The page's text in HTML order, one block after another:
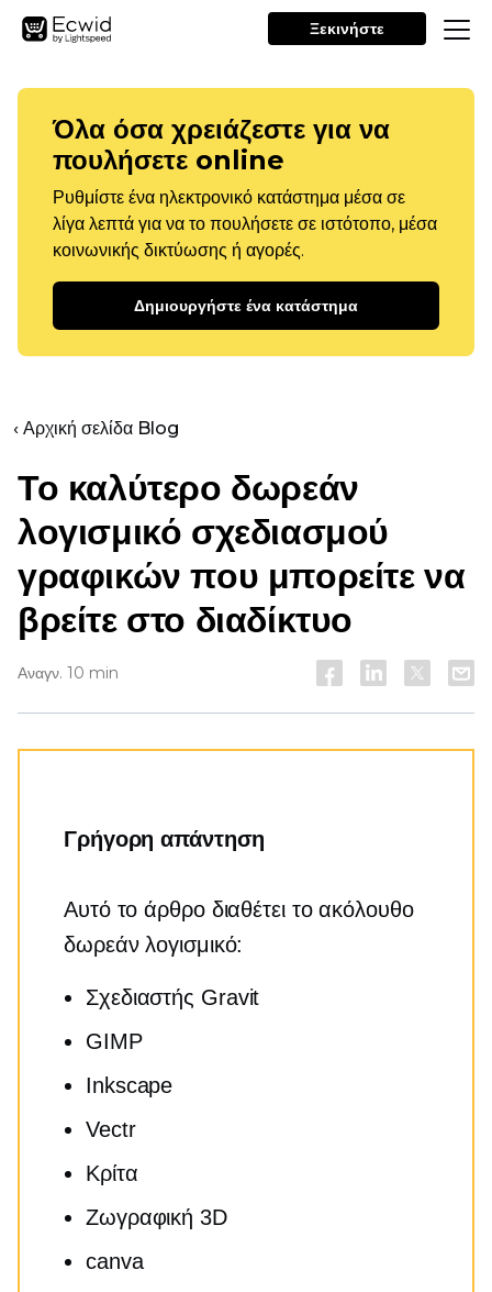
Ξεκινήστε
Όλα όσα χρειάζεστε για να
πουλήσετε online
Ρυθμίστε ένα ηλεκτρονικό κατάστημα μέσα σε
λίγα λεπτά για να το πουλήσετε σε ιστότοπο, μέσα
κοινωνικής δικτύωσης ή αγορές.
Δημιουργήστε ένα κατάστημα
‹ Αρχική σελίδα Blog
Το καλύτερο δωρεάν
λογισμικό σχεδιασμού
γραφικών που μπορείτε να
βρείτε στο διαδίκτυο
Αναγν. 10 min
Γρήγορη απάντηση
Αυτό το άρθρο διαθέτει το ακόλουθο
δωρεάν λογισμικό:
Σχεδιαστής Gravit
GIMP
Inkscape
Vectr
Κρίτα
Ζωγραφική 3D
canva